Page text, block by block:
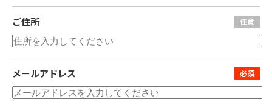
ご住所
メールアドレス